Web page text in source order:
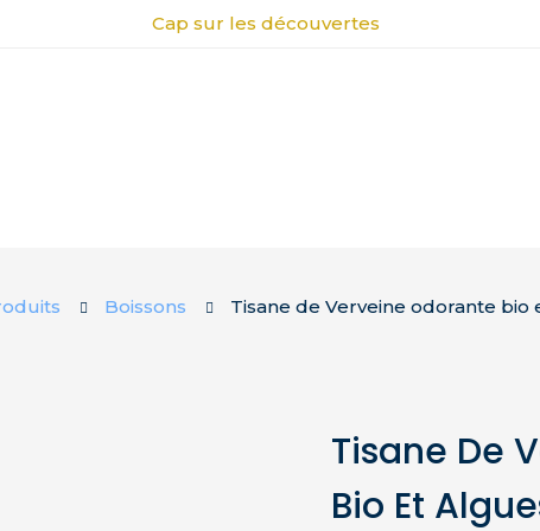
Cap sur les découvertes
Boissons Tisane de Verveine odorante bio
Tisane De
Bio Et